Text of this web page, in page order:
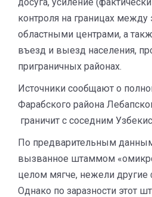
контроля на границах между
областными центрами, а
въезд и выезд населения,
приграничных районах.
Источники сообщают о
Фарабского района
граничит с соседним
По предварительным
вызванное штаммом
целом мягче, нежели
Однако по заразности этот